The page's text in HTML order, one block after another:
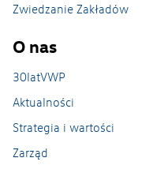
Zwiedzanie Zakładów
O nas
30latVWP
Aktualności
Strategia i wartości
Zarząd